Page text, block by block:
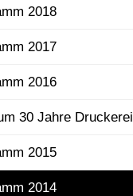
2018
2017
2016
30 Jahre Druckerei
2015
2014